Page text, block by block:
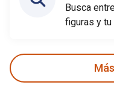
Busca
figuras y